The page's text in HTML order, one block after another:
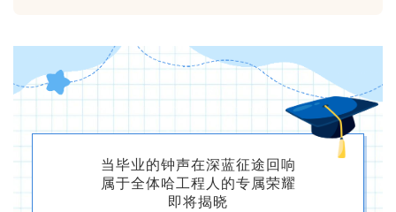
当毕业的钟声在深蓝征途回响
属于全体哈工程人的专属荣耀
即将揭晓